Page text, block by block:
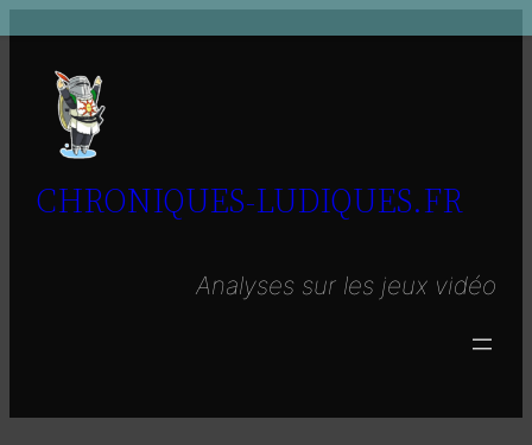
Aller
contenu
CHRONIQUES-LUDIQUES.FR
Analyses sur les jeux vidéo